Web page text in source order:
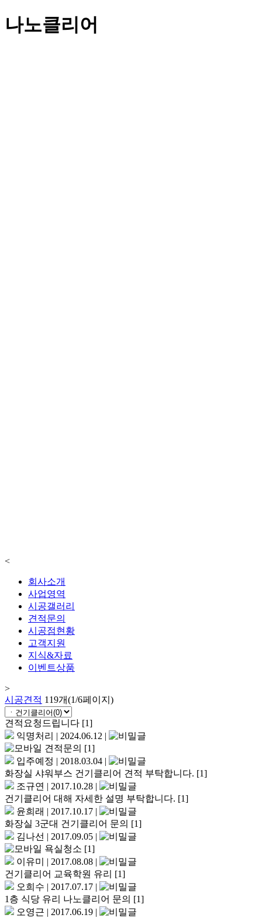
나노클리어
<
회사소개
사업영역
시공갤러리
견적문의
시공점현황
고객지원
지식&자료
이벤트상품
>
시공견적 119개(1/6페이지)
견적요청드립니다 [1]
익명처리 | 2024.06.12 |
견적문의 [1]
입주예정 | 2018.03.04 |
화장실 샤워부스 건기클리어 견적 부탁합니다. [1]
조규연 | 2017.10.28 |
건기클리어 대해 자세한 설명 부탁합니다. [1]
윤희래 | 2017.10.17 |
화장실 3군대 건기클리어 문의 [1]
김나선 | 2017.09.05 |
욕실청소 [1]
이유미 | 2017.08.08 |
건기클리어 교육학원 유리 [1]
오희수 | 2017.07.17 |
1층 식당 유리 나노클리어 문의 [1]
오영근 | 2017.06.19 |